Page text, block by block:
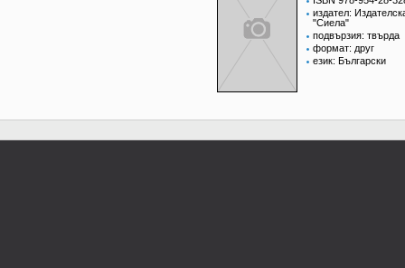
издател:
"Сиела"
подвързия: твърда
формат: друг
език: Български